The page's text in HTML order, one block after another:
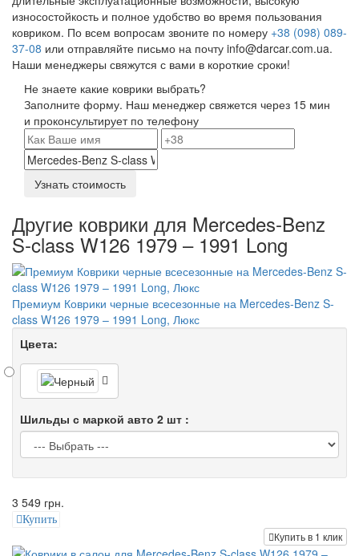
износостойкость и полное удобство во время пользования
ковриком. По всем вопросам звоните по номеру +38 (098) 089-
37-08 или отправляйте письмо на почту info@darcar.com.ua.
Наши менеджеры свяжутся с вами в короткие сроки!
Не знаете какие коврики выбрать?
Заполните форму. Наш менеджер свяжется через 15 мин
и проконсультирует по телефону
Узнать стоимость
Другие коврики для Mercedes-Benz
S-class W126 1979 – 1991 Long
Премиум Коврики черные всесезонные на Mercedes-Benz S-
class W126 1979 – 1991 Long, Люкс
Цвета:
Шильды с маркой авто 2 шт :
3 549 грн.
Купить
Купить в 1 клик